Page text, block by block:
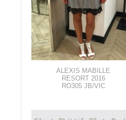
ALEXIS MABILLE
RESORT 2016
RO305 JB/VIC